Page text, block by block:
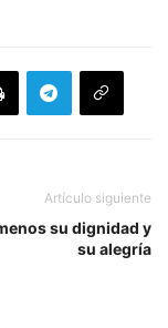
Artículo siguiente
su dignidad y
su alegría